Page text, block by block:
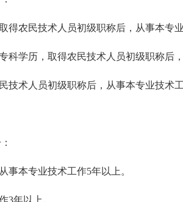
得农民技术人员初级职称后，从事本专
科学历，取得农民技术人员初级职称后
技术人员初级职称后，从事本专业技术工
事本专业技术工作5年以上。
3年以上。